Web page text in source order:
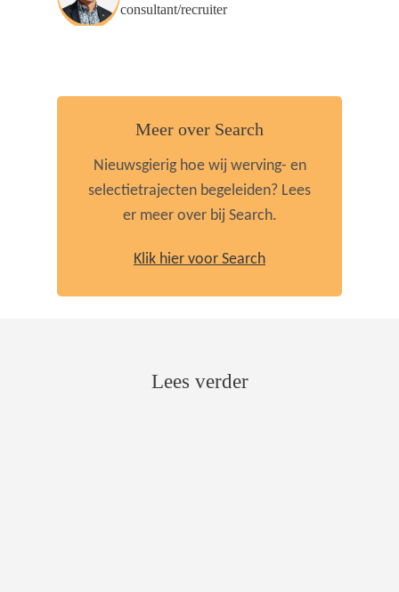
consultant/recruiter
Meer over Search
Nieuwsgierig hoe wij werving- en
selectietrajecten begeleiden? Lees
er meer over bij Search.
Klik hier voor Search
Lees verder